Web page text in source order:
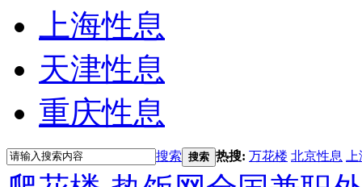
上海性息
天津性息
重庆性息
搜索 搜索 热搜: 万花楼 北京性息